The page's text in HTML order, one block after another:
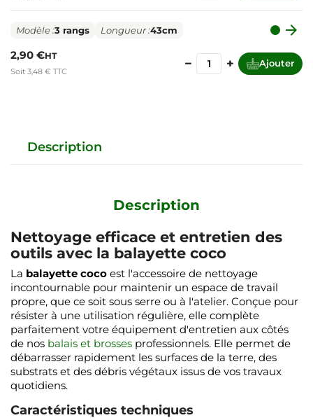
Modèle :3 rangs Longueur :43cm 
2,90 €HT
Soit 3,48 € TTC
− + Ajouter
Description
Description
Nettoyage efficace et entretien des
outils avec la balayette coco
La balayette coco est l'accessoire de nettoyage
incontournable pour maintenir un espace de travail
propre, que ce soit sous serre ou à l'atelier. Conçue pour
résister à une utilisation régulière, elle complète
parfaitement votre équipement d'entretien aux côtés
de nos balais et brosses professionnels. Elle permet de
débarrasser rapidement les surfaces de la terre, des
substrats et des débris végétaux issus de vos travaux
quotidiens.
Caractéristiques techniques